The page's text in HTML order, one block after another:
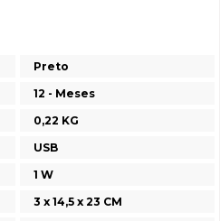
Preto
12 - Meses
0,22 KG
USB
1 W
3 x 14,5 x 23 CM